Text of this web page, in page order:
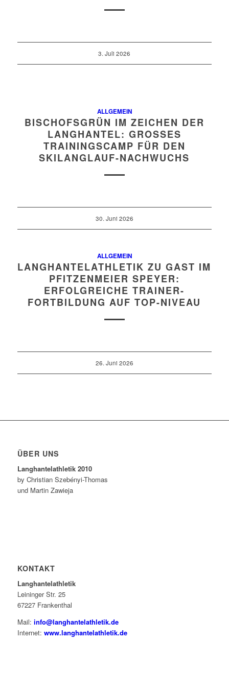
3. Juli 2026
ALLGEMEIN
BISCHOFSGRÜN IM ZEICHEN DER
LANGHANTEL: GROSSES T
RAININGSCAMP FÜR DEN S
KILANGLAUF-NACHWUCHS
30. Juni 2026
ALLGEMEIN
LANGHANTELATHLETIK ZU GAST IM
PFITZENMEIER SPEYER:
ERFOLGREICHE TRAINER-
FORTBILDUNG AUF TOP-NIVEAU
26. Juni 2026
ÜBER UNS
Langhantelathletik 2010
by Christian Szebényi-Thomas
und Martin Zawieja
KONTAKT
Langhantelathletik
Leininger Str. 25
67227 Frankenthal
Mail: info@langhantelathletik.de
Internet: www.langhantelathletik.de